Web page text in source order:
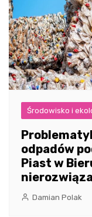
Środowisko i
odpadów
Piast w
Damian Polak